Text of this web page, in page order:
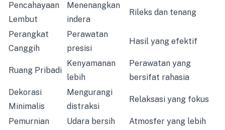
Pencahayaan
Lembut
Menenangkan
indera
Rileks dan tenang
Perangkat
Canggih
Perawatan
presisi
Hasil yang efektif
Ruang Pribadi
Kenyamanan
lebih
Perawatan yang
bersifat rahasia
Dekorasi
Minimalis
Mengurangi
distraksi
Relaksasi yang fokus
Pemurnian
Udara bersih
Atmosfer yang lebih